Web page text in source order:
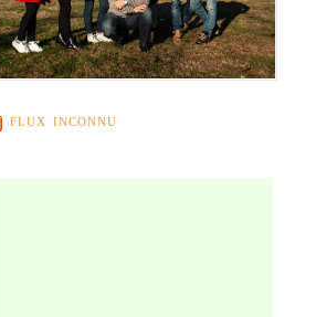
FLUX INCONNU